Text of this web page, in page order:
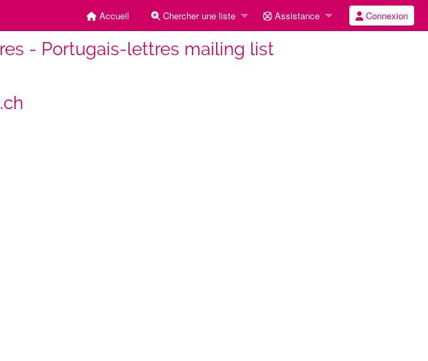
Accueil Chercher une liste Assistance Connexion
- Portugais-lettres mailing list